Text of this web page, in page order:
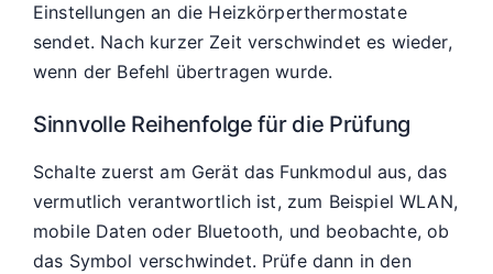
Einstellungen an die Heizkörperthermostate
sendet. Nach kurzer Zeit verschwindet es wieder,
wenn der Befehl übertragen wurde.
Sinnvolle Reihenfolge für die Prüfung
Schalte zuerst am Gerät das Funkmodul aus, das
vermutlich verantwortlich ist, zum Beispiel WLAN,
mobile Daten oder Bluetooth, und beobachte, ob
das Symbol verschwindet. Prüfe dann in den